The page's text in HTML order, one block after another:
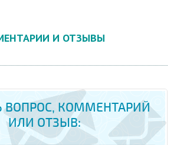
И ОТЗЫВЫ
ВОПРОС, КОММЕНТАРИЙ
ИЛИ ОТЗЫВ: